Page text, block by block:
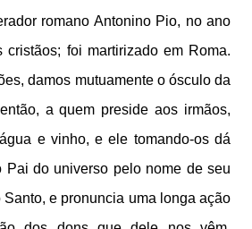
romano Antonino Pio, no ano
cristãos; foi martirizado em Roma.
damos mutuamente o ósculo da
a quem preside aos irmãos,
e vinho, e ele tomando-os dá
Pai do universo pelo nome de seu
e pronuncia uma longa ação